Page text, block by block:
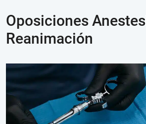
Oposiciones
Reanimación